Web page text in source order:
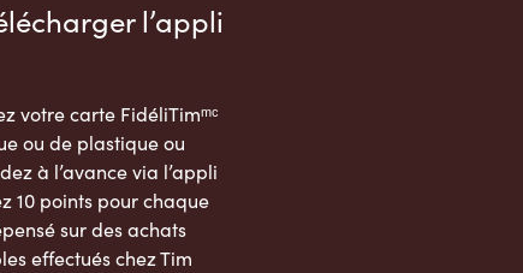
l’appli
votre carte FidéliTimᵐᶜ
ou de plastique ou
à l’avance via l’appli
10 points pour chaque
sur des achats
effectués chez Tim